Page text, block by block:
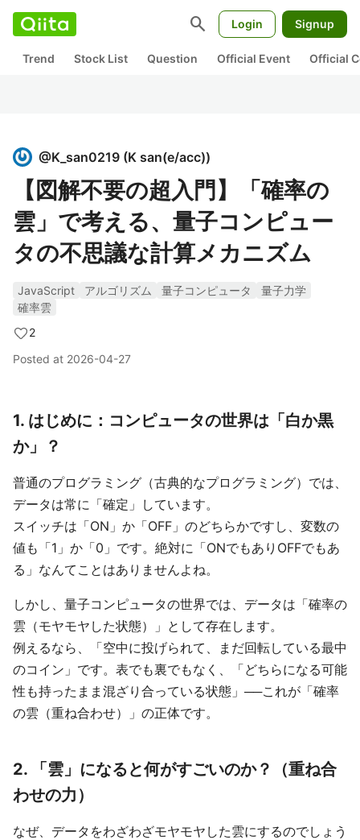
search Login Signup
Trend Stock List Question Official Event Official
@K_san0219 (K san(e/acc))
【図解不要の超入門】「確率の
雲」で考える、量子コンピュー
タの不思議な計算メカニズム
JavaScript アルゴリズム 量子コンピュータ
量子力学
確率雲
2
Posted at 2026-04-27
1. はじめに：コンピュータの世界は「白か黒
か」？
普通のプログラミング（古典的なプログラミング）では、
データは常に「確定」しています。
スイッチは「ON」か「OFF」のどちらかですし、変数の
値も「1」か「0」です。絶対に「ONでもありOFFでもあ
る」なんてことはありませんよね。
しかし、量子コンピュータの世界では、データは「確率の
雲（モヤモヤした状態）」として存在します。
例えるなら、「空中に投げられて、まだ回転している最中
のコイン」です。表でも裏でもなく、「どちらになる可能
性も持ったまま混ざり合っている状態」──これが「確率
の雲（重ね合わせ）」の正体です。
2. 「雲」になると何がすごいのか？（重ね合
わせの力）
なぜ、データをわざわざモヤモヤした雲にするのでしょう